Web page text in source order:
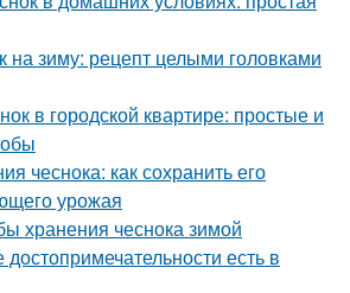
на зиму: рецепт целыми головками
в городской квартире: простые и
чеснока: как сохранить его
урожая
хранения чеснока зимой
есть в